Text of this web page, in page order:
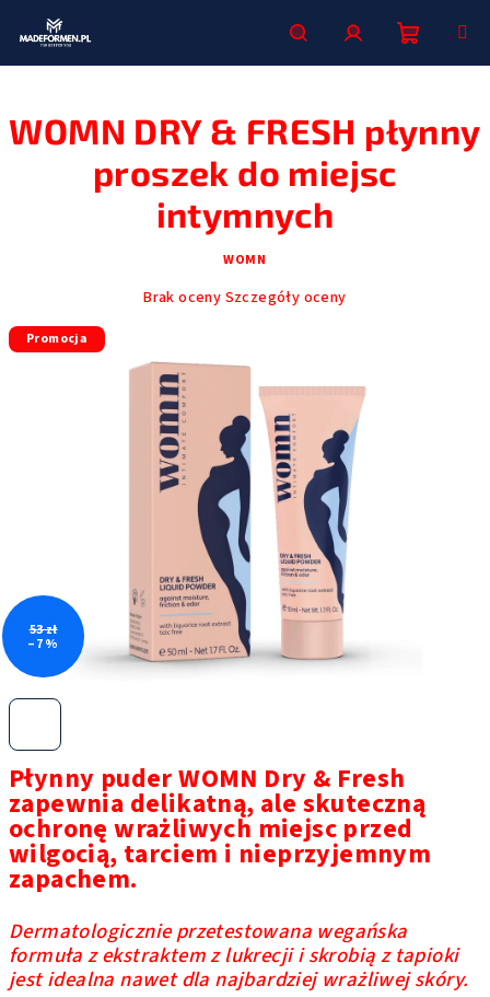
SzukajZaloguj
się
Koszyk
Płynny puder WOMN Dry & Fresh
zapewnia delikatną, ale skuteczną
ochronę wrażliwych miejsc przed
wilgocią, tarciem i nieprzyjemnym
zapachem.
Dermatologicznie przetestowana wegańska
formuła z ekstraktem z lukrecji i skrobią z tapioki
jest idealna nawet dla najbardziej wrażliwej skóry.
WOMN DRY & FRESH płynny
proszek do miejsc
intymnych
WOMN
Średnia
wynosi
0,0
na
gwiazdek.
Brak oceny Szczegóły oceny
Promocja
53 zł
–7 %